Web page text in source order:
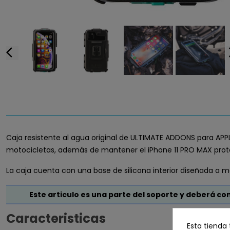
arrow_back_ios
Caja resistente al agua original de ULTIMATE ADDONS para
motocicletas, además de mantener el iPhone 11 PRO MAX
La caja cuenta con una base de silicona interior diseñada a
Este articulo es una parte del soporte y deberá
Caracteristicas
Esta